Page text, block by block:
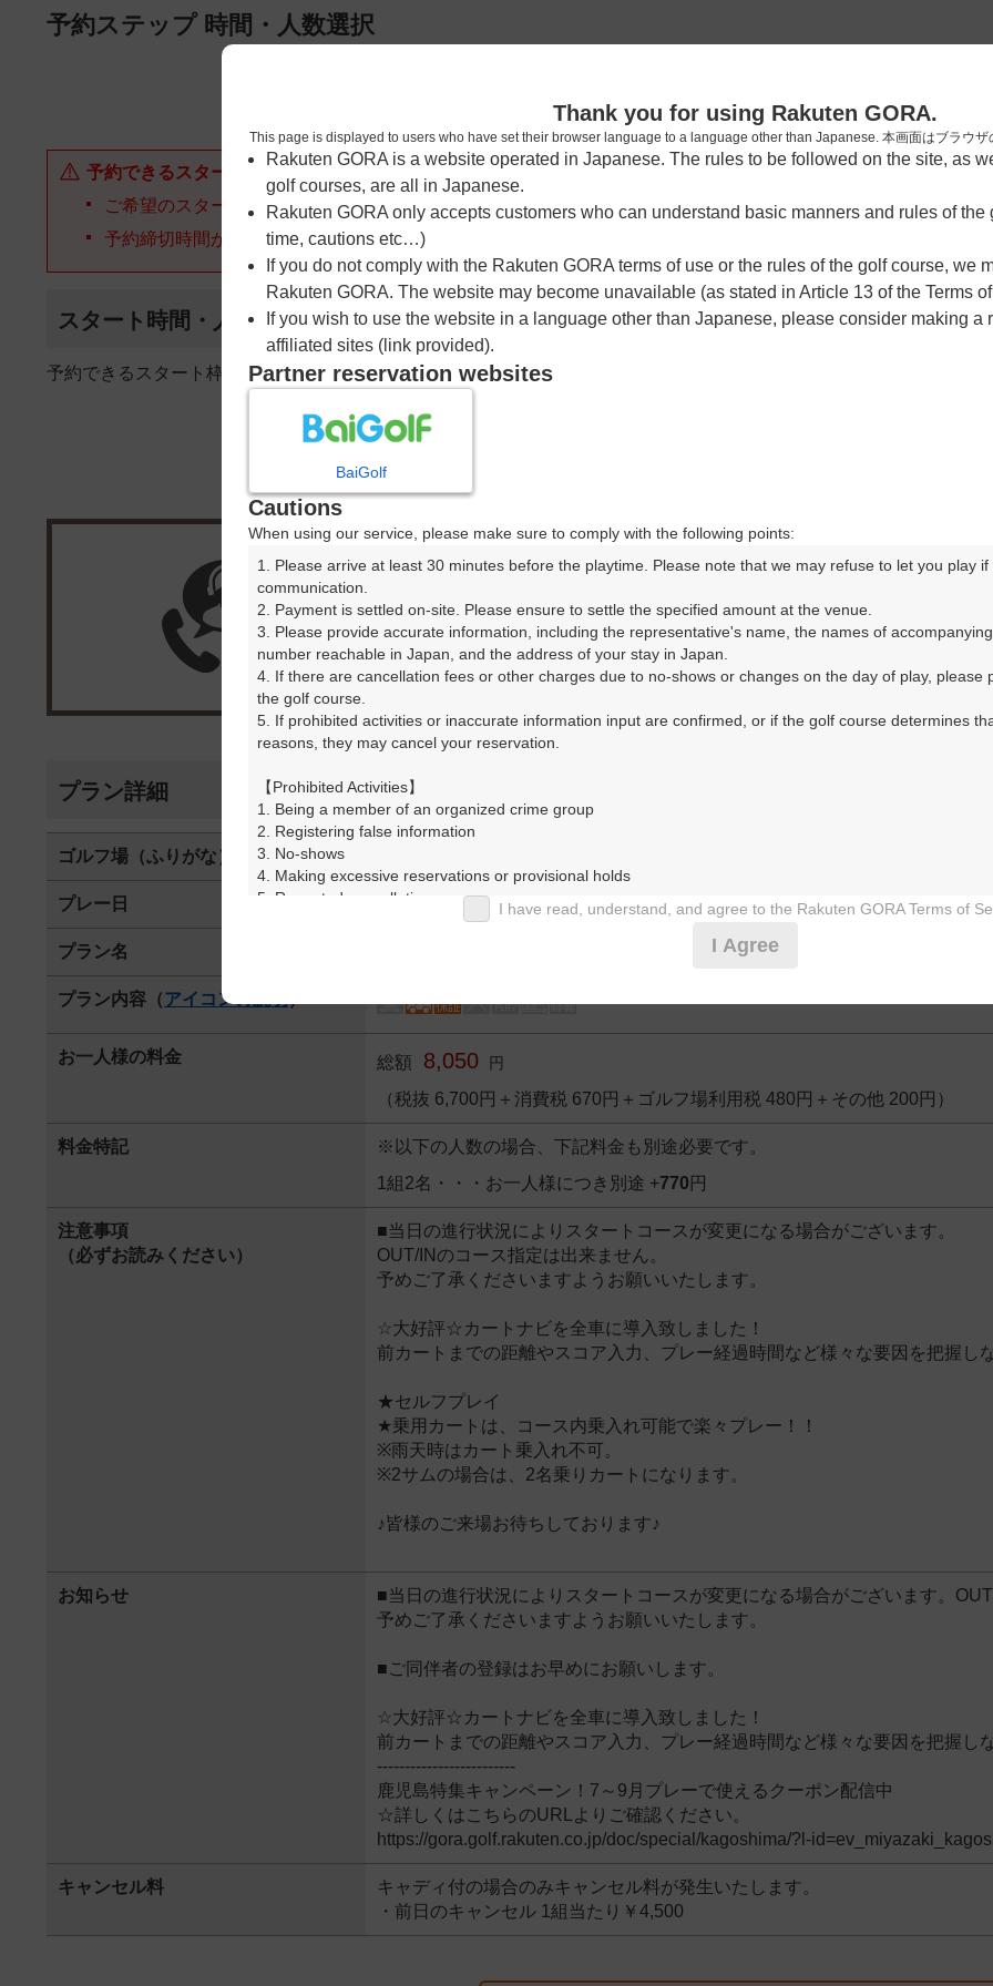
ページの本文へ
予約ステップ 時間・人数選択
確認
予約できるスタート枠がありません。以下の理由が考えられます。
ご希望のスタート時間の枠が他の予約で埋まってしまった。
予約締切時間が過ぎてしまった。
スタート時間・人数指定
予約できるスタート枠がありません。
楽天GORA予約専用ダイヤル
受付時間 8:00～17:00 年中無休
プラン詳細
ゴルフ場（ふりがな）
プレー日 2026年02月03日（火）
プラン名
プラン内容（アイコンの説明
お一人様の料金 総額 8,050 円
（税抜 6,700円＋消費税 670円＋ゴルフ場利用税 480円＋その他 200円）
料金特記
※以下の人数の場合、下記料金も別途必要です。
1組2名・・・お一人様につき別途 +770 円
注意事項
（必ずお読みください）
■当日の進行状況によりスタートコースが変更になる場合がございます。
OUT/INのコース指定は出来ません。
予めご了承くださいますようお願いいたします。
☆大好評☆カートナビを全車に導入致しました！
前カートまでの距離やスコア入力、プレー経過時間など様々な要因を把握し
★セルフプレイ
★乗用カートは、コース内乗入れ可能で楽々プレー！！
※雨天時はカート乗入れ不可。
※2サムの場合は、2名乗りカートになります。
♪皆様のご来場お待ちしております♪
お知らせ
■当日の進行状況によりスタートコースが変更になる場合がございます。
予めご了承くださいますようお願いいたします。
■ご同伴者の登録はお早めにお願いします。
☆大好評☆カートナビを全車に導入致しました！
前カートまでの距離やスコア入力、プレー経過時間など様々な要因を把握し
-------------------------
鹿児島特集キャンペーン！7～9月プレーで使えるクーポン配信中
☆詳しくはこちらのURLよりご確認ください。
https://gora.golf.rakuten.co.jp/doc/special/kagoshima/?l-
キャンセル料
キャディ付の場合のみキャンセル料が発生いたします。
・前日のキャンセル 1組当たり￥4,500
Thank you for using Rakuten GORA.
This page is displayed to users who have set their browser language to a language other than Japanese. 本画面はブラウ
Rakuten GORA is a website operated in Japanese. The rules to be followed on the site, as
golf courses, are all in Japanese.
Rakuten GORA only accepts customers who can understand basic manners and rules of
time, cautions etc…)
If you do not comply with the Rakuten GORA terms of use or the rules of the golf course, we
Rakuten GORA. The website may become unavailable (as stated in Article 13 of the Terms
If you wish to use the website in a language other than Japanese, please consider making a
affiliated sites (link provided).
Partner reservation websites
BaiGolf
Cautions
When using our service, please make sure to comply with the following points:
1. Please arrive at least 30 minutes before the playtime. Please note that we may refuse to let you play
communication.
2. Payment is settled on-site. Please ensure to settle the specified amount at the venue.
3. Please provide accurate information, including the representative's name, the names of
number reachable in Japan, and the address of your stay in Japan.
4. If there are cancellation fees or other charges due to no-shows or changes on the day of play, please
the golf course.
5. If prohibited activities or inaccurate information input are confirmed, or if the golf course determines
reasons, they may cancel your reservation.
【Prohibited Activities】
1. Being a member of an organized crime group
2. Registering false information
3. No-shows
4. Making excessive reservations or provisional holds
5. Repeated cancellations
6. Violating laws and regulations
7. Causing inconvenience to others during play (e.g., delaying play, ignoring rules, manners, or warnings)
We appreciate your understanding and cooperation regarding the above points.
I have read, understand, and agree to the Rakuten GORA Terms of
I Agree